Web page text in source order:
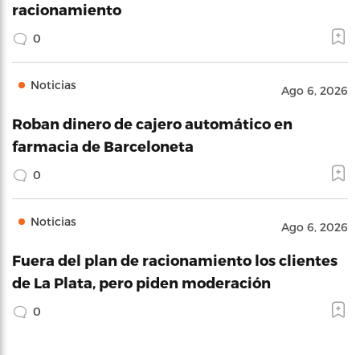
racionamiento
0
Noticias Ago 6, 2026
Roban dinero de cajero automático en
farmacia de Barceloneta
0
Noticias Ago 6, 2026
Fuera del plan de racionamiento los clientes
de La Plata, pero piden moderación
0